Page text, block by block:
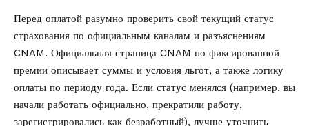
Перед оплатой разумно проверить свой текущий статус
страхования по официальным каналам и разъяснениям
CNAM. Официальная страница CNAM по фиксированной
премии описывает суммы и условия льгот, а также логику
оплаты по периоду года. Если статус менялся (например, вы
начали работать официально, прекратили работу,
зарегистрировались как безработный), лучше уточнить